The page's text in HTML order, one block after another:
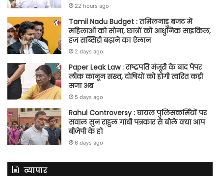
22 hours ago
Tamil Nadu Budget : तमिलनाडु बजट में
महिलाओं को सोना, छात्रों को आधुनिक साइकिल,
हज सब्सिडी बढ़ाने का ऐलान
2 days ago
Paper Leak Law : राष्ट्रपति मंजूरी के बाद पेपर
लीक कानून सख्त, दोषियों को होगी त्वरित कड़ी
सजा अब
5 days ago
Rahul Controversy : घायल पुलिसकर्मियों पर
सवाल सुन राहुल गांधी पत्रकार से बोले क्या आप
बीजेपी के हो
6 days ago
व्यापार